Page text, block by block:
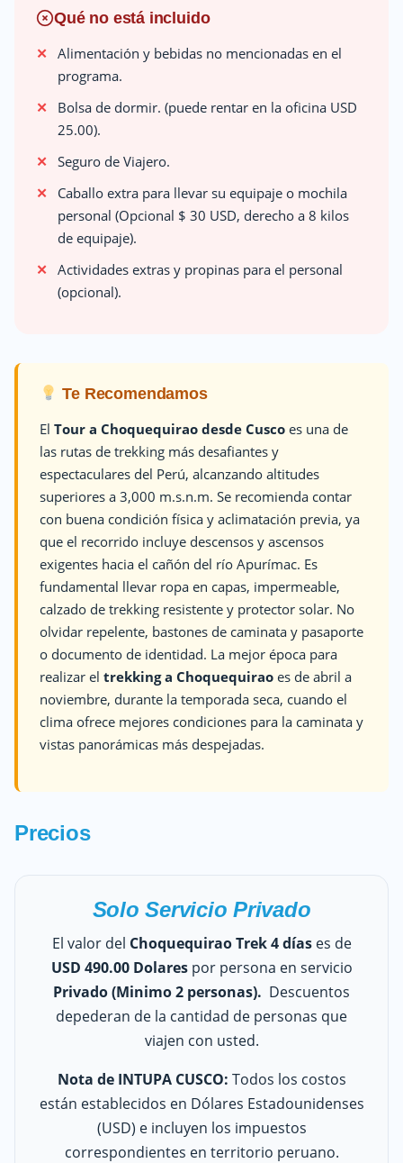
Qué no está incluido
Alimentación y bebidas no mencionadas en el
programa.
Bolsa de dormir. (puede rentar en la oficina USD
25.00).
Seguro de Viajero.
Caballo extra para llevar su equipaje o mochila
personal (Opcional $ 30 USD, derecho a 8 kilos
de equipaje).
Actividades extras y propinas para el personal
(opcional).
Te Recomendamos
El Tour a Choquequirao desde Cusco es una de
las rutas de trekking más desafiantes y
espectaculares del Perú, alcanzando altitudes
superiores a 3,000 m.s.n.m. Se recomienda contar
con buena condición física y aclimatación previa, ya
que el recorrido incluye descensos y ascensos
exigentes hacia el cañón del río Apurímac. Es
fundamental llevar ropa en capas, impermeable,
calzado de trekking resistente y protector solar. No
olvidar repelente, bastones de caminata y pasaporte
o documento de identidad. La mejor época para
realizar el trekking a Choquequirao es de abril a
noviembre, durante la temporada seca, cuando el
clima ofrece mejores condiciones para la caminata y
vistas panorámicas más despejadas.
Precios
Solo Servicio Privado
El valor del ChoquequiraoTrek 4 días es de
USD 490.00 Dolares por persona en servicio
Privado (Minimo 2 personas). Descuentos
depederan de la cantidad de personas que
viajen con usted.
Nota de INTUPA CUSCO: Todos los costos
están establecidos en Dólares Estadounidenses
(USD) e incluyen los impuestos
correspondientes en territorio peruano.